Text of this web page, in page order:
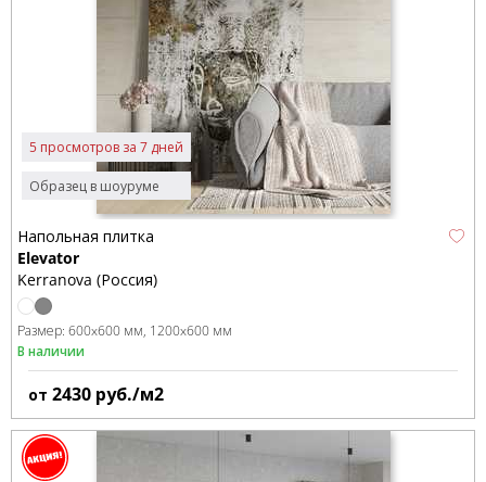
Образец в шоуруме
5 просмотров за 7 дней
Напольная плитка
Elevator
Kerranova (Россия)
Размер: 600x600 мм 1200x600 мм
В наличии
от 2430 руб./м2